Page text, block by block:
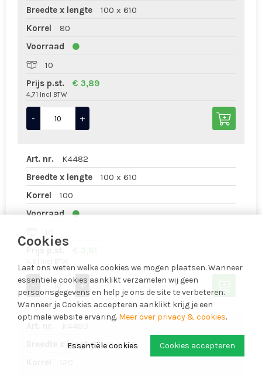
Cookies
Laat ons weten welke cookies we mogen plaatsen. Wanneer
essentiële cookies aanklikt verzamelen wij geen
persoonsgegevens en help je ons de site te verbeteren.
Wanneer je Cookies accepteren aanklikt krijg je een
optimale website ervaring. Meer over privacy & cookies.
Cookies accepteren
Essentiële cookies
Breedte x lengte
100 x 610
Korrel
80
Voorraad
10
Prijs p.st.
€ 3,89
4,71 Incl BTW
- +
Art. nr.
K4482
Breedte x lengte
100 x 610
Korrel
100
Voorraad
- +
Breedte x lengte 100 x 610